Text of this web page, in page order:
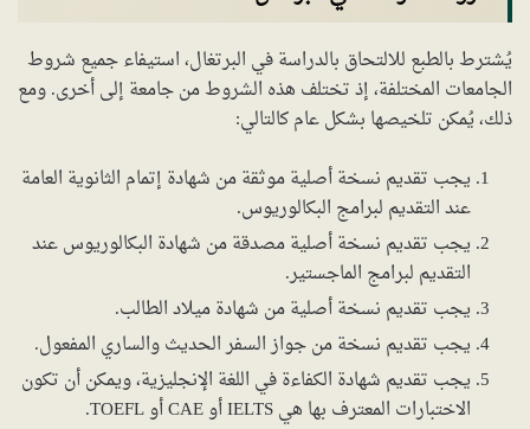
يُشترط بالطبع للالتحاق بالدراسة في البرتغال، استيفاء جميع شروط
الجامعات المختلفة، إذ تختلف هذه الشروط من جامعة إلى أخرى. ومع
ذلك، يُمكن تلخيصها بشكل عام كالتالي:
يجب تقديم نسخة أصلية موثقة من شهادة إتمام الثانوية العامة
عند التقديم لبرامج البكالوريوس.
يجب تقديم نسخة أصلية مصدقة من شهادة البكالوريوس عند
التقديم لبرامج الماجستير.
يجب تقديم نسخة أصلية من شهادة ميلاد الطالب.
يجب تقديم نسخة من جواز السفر الحديث والساري المفعول.
يجب تقديم شهادة الكفاءة في اللغة الإنجليزية، ويمكن أن تكون
الاختبارات المعترف بها هي IELTS أو CAE أو TOEFL.